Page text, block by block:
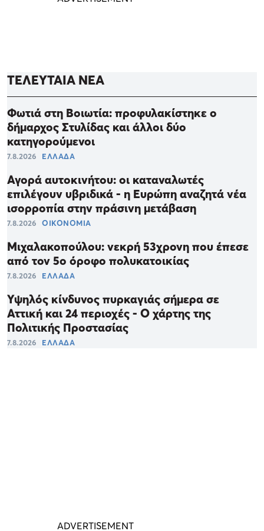
ΤΕΛΕΥΤΑΙΑ ΝΕΑ
Φωτιά στη Βοιωτία: προφυλακίστηκε ο
δήμαρχος Στυλίδας και άλλοι δύο
κατηγορούμενοι
7.8.2026 ΕΛΛΑΔΑ
Αγορά αυτοκινήτου: οι καταναλωτές
επιλέγουν υβριδικά - η Ευρώπη αναζητά νέα
ισορροπία στην πράσινη μετάβαση
7.8.2026 ΟΙΚΟΝΟΜΙΑ
Μιχαλακοπούλου: νεκρή 53χρονη που έπεσε
από τον 5ο όροφο πολυκατοικίας
7.8.2026 ΕΛΛΑΔΑ
Υψηλός κίνδυνος πυρκαγιάς σήμερα σε
Αττική και 24 περιοχές - Ο χάρτης της
Πολιτικής Προστασίας
7.8.2026 ΕΛΛΑΔΑ